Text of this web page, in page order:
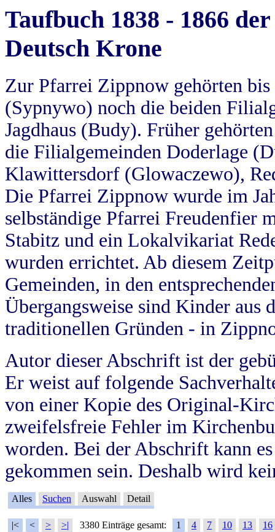
Taufbuch 1838 - 1866
Deutsch Krone
Zur Pfarrei Zippnow gehörten
(Sypnywo) noch die beiden
Jagdhaus (Budy). Früher
die Filialgemeinden Doderlage
Klawittersdorf (Glowaczewo),
Die Pfarrei Zippnow wurde im
selbständige Pfarrei Freudenfier
Stabitz und ein Lokalvikariat
wurden errichtet. Ab diesem
Gemeinden, in den
Übergangsweise sind Kinder aus
traditionellen Gründen - in
Autor dieser Abschrift ist der
Er weist auf folgende
von einer Kopie des Original-
zweifelsfreie Fehler im
worden. Bei der Abschrift kann
gekommen sein. Deshalb wird
Alles Suchen Auswahl Detail
|< < > >| 3380 Einträge gesamt: 1 4 7 10 13
16